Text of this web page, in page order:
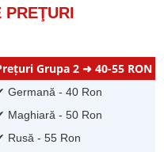
PREŢURI
Grupa 2 ➜ 40-55 RON
Germană - 40 Ron
Maghiară - 50 Ron
Rusă - 55 Ron